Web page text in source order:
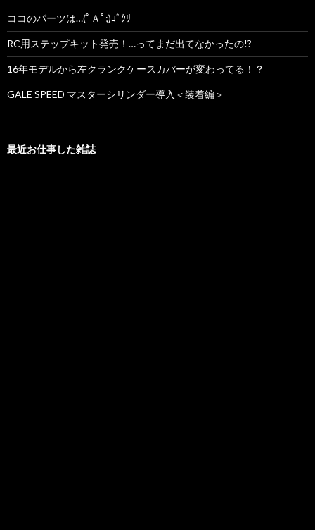
ココのパーツは…(ﾟＡﾟ;)ｺﾞｸﾘ
RC用ステップキット発売！…ってまだ出てなかったの!?
16年モデルから左クランクケースカバーが変わってる！？
GALE SPEED マスターシリンダー導入＜装着編＞
最近お仕事した雑誌